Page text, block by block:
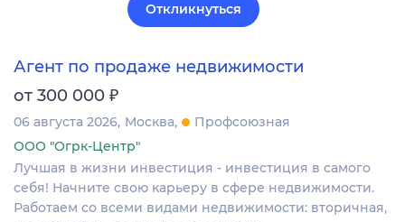
Откликнуться
Агент по продаже недвижимости
от 300 000 ₽
06 августа 2026 Москва
Профсоюзная
ООО "Огрк-Центр"
Лучшая в жизни инвестиция - инвестиция в самого
себя! Начните свою карьеру в сфере недвижимости.
Работаем со всеми видами недвижимости: вторичная,